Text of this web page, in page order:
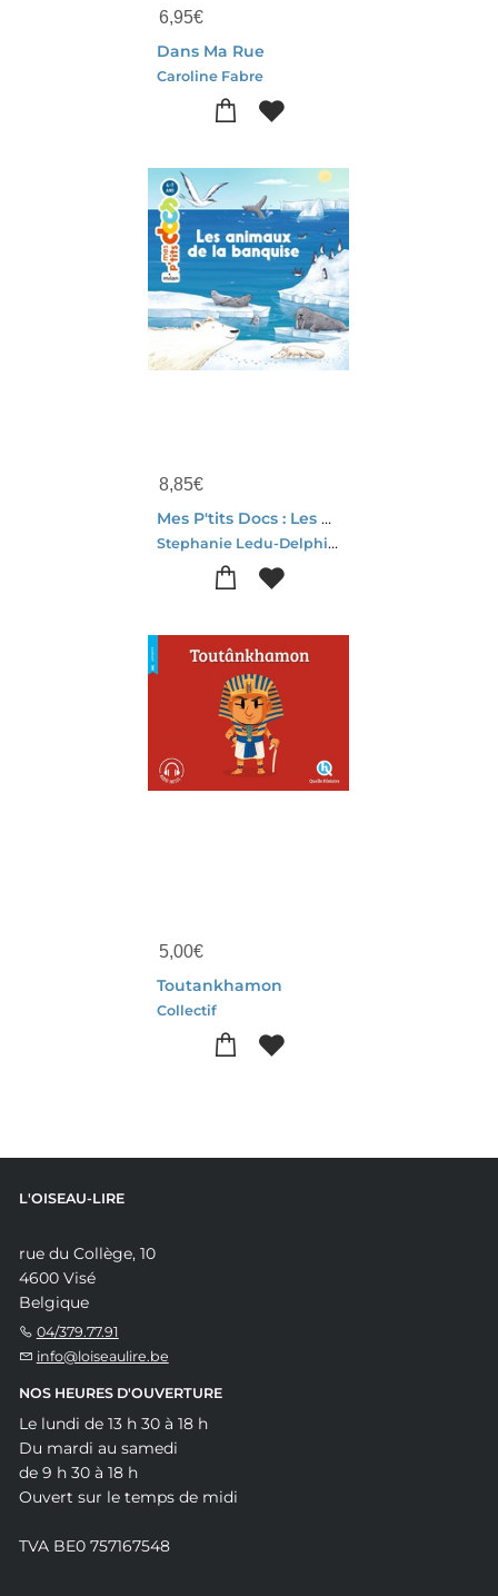
6,95€
Dans Ma Rue
Caroline Fabre
8,85€
Mes P'tits Docs : Les Animaux De La Banquise
Stephanie Ledu-Delphine Vaufrey
5,00€
Toutankhamon
Collectif
L'OISEAU-LIRE
rue du Collège, 10
4600 Visé
Belgique
04/379.77.91
info@loiseaulire.be
NOS HEURES D'OUVERTURE
Le lundi de 13 h 30 à 18 h
Du mardi au samedi
de 9 h 30 à 18 h
Ouvert sur le temps de midi
TVA BE0 757167548